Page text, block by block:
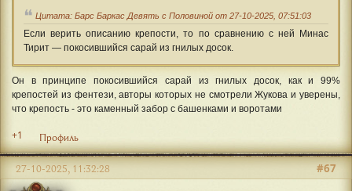
Цитата: Барс Баркас Девять с Половиной от 27-10-2025, 07:51:03
Если верить описанию крепости, то по сравнению с ней Минас
Тирит — покосившийся сарай из гнилых досок.
Он в принципе покосившийся сарай из гнилых досок, как и 99%
крепостей из фентези, авторы которых не смотрели Жукова и уверены,
что крепость - это каменный забор с башенками и воротами
+1 Профиль
#67
27-10-2025, 11:32:28